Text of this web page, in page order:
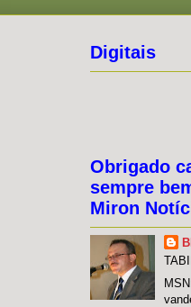
Digitais
Obrigado
sempre
Miron